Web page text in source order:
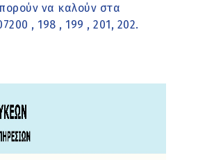
να καλούν στα
, 198 , 199 , 201, 202.